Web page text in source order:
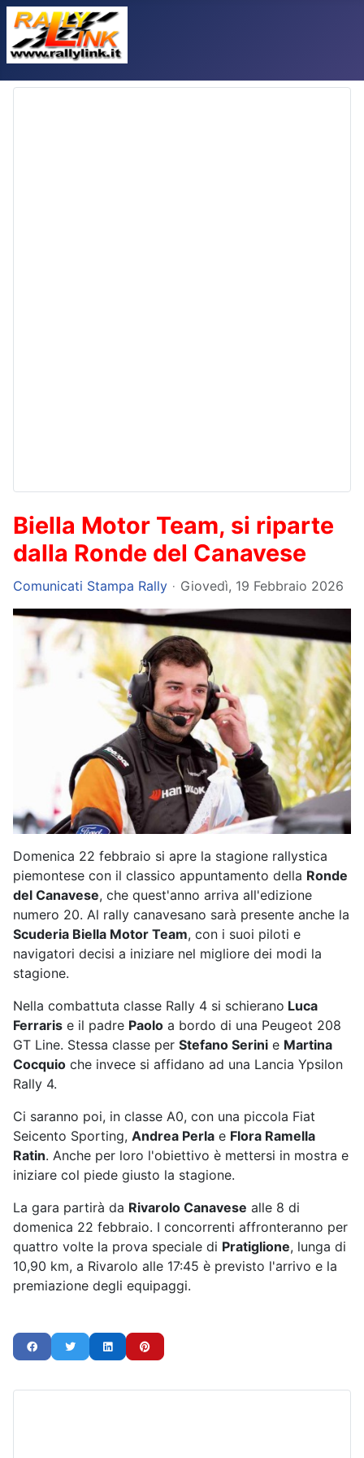
Biella Motor Team, si riparte
dalla Ronde del Canavese
Comunicati Stampa Rally Giovedì, 19 Febbraio 2026
Domenica 22 febbraio si apre la stagione rallystica
piemontese con il classico appuntamento della Ronde
del Canavese, che quest'anno arriva all'edizione
numero 20. Al rally canavesano sarà presente anche la
Scuderia Biella Motor Team, con i suoi piloti e
navigatori decisi a iniziare nel migliore dei modi la
stagione.
Nella combattuta classe Rally 4 si schierano Luca
Ferraris e il padre Paolo a bordo di una Peugeot 208
GT Line. Stessa classe per Stefano Serini e Martina
Cocquio che invece si affidano ad una Lancia Ypsilon
Rally 4.
Ci saranno poi, in classe A0, con una piccola Fiat
Seicento Sporting, Andrea Perla e Flora Ramella
Ratin. Anche per loro l'obiettivo è mettersi in mostra e
iniziare col piede giusto la stagione.
La gara partirà da Rivarolo Canavese alle 8 di
domenica 22 febbraio. I concorrenti affronteranno per
quattro volte la prova speciale di Pratiglione, lunga di
10,90 km, a Rivarolo alle 17:45 è previsto l'arrivo e la
premiazione degli equipaggi.